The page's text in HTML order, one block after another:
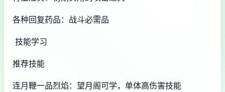
各种回复药品：战斗必需品
技能学习
推荐技能
连月鞭一品烈焰：望月阁可学，单体高伤害技能